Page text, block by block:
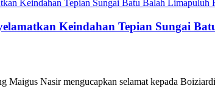
Keindahan Tepian Sungai
Maigus Nasir mengucapkan selamat kepada